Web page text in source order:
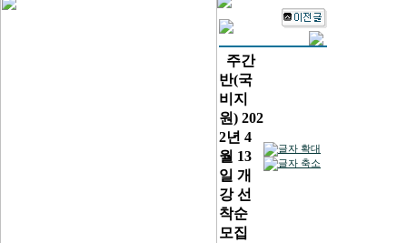
주간
반(국
비지
원) 202
2년 4
월 13
일 개
강 선
착순
모집